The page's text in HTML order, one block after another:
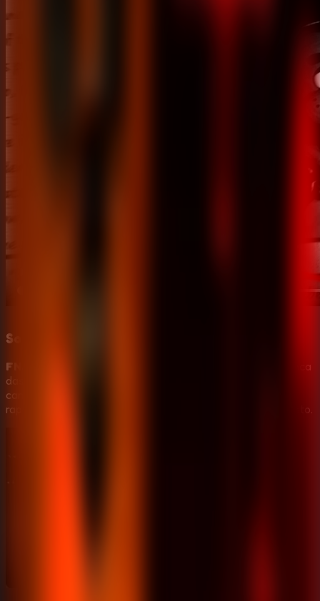
Sobrevivencia na sala sem portas
FNAF 2 (Five Nights at Freddy's 2)
remove a seguranca
das portas do primeiro jogo. Sobreviver depende de ler
cameras, reagir aos dutos, colocar a mascara de Freddy
rapido e usar a lanterna antes que o corredor vire um susto.